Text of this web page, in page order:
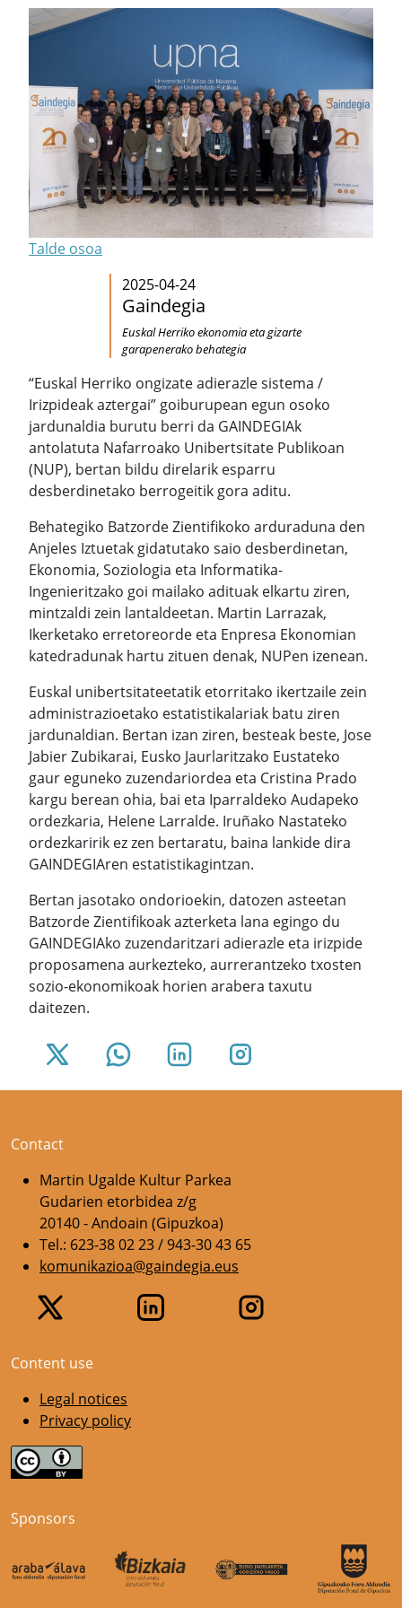
Talde osoa
2025-04-24
Gaindegia
Euskal Herriko ekonomia eta gizarte
garapenerako behategia
“Euskal Herriko ongizate adierazle sistema /
Irizpideak aztergai” goiburupean egun osoko
jardunaldia burutu berri da GAINDEGIAk
antolatuta Nafarroako Unibertsitate Publikoan
(NUP), bertan bildu direlarik esparru
desberdinetako berrogeitik gora aditu.
Behategiko Batzorde Zientifikoko arduraduna den
Anjeles Iztuetak gidatutako saio desberdinetan,
Ekonomia, Soziologia eta Informatika-
Ingenieritzako goi mailako adituak elkartu ziren,
mintzaldi zein lantaldeetan. Martin Larrazak,
Ikerketako erretoreorde eta Enpresa Ekonomian
katedradunak hartu zituen denak, NUPen izenean.
Euskal unibertsitateetatik etorritako ikertzaile zein
administrazioetako estatistikalariak batu ziren
jardunaldian. Bertan izan ziren, besteak beste, Jose
Jabier Zubikarai, Eusko Jaurlaritzako Eustateko
gaur eguneko zuzendariordea eta Cristina Prado
kargu berean ohia, bai eta Iparraldeko Audapeko
ordezkaria, Helene Larralde. Iruñako Nastateko
ordezkaririk ez zen bertaratu, baina lankide dira
GAINDEGIAren estatistikagintzan.
Bertan jasotako ondorioekin, datozen asteetan
Batzorde Zientifikoak azterketa lana egingo du
GAINDEGIAko zuzendaritzari adierazle eta irizpide
proposamena aurkezteko, aurrerantzeko txosten
sozio-ekonomikoak horien arabera taxutu
daitezen.
Contact
Martin Ugalde Kultur Parkea
Gudarien etorbidea z/g
20140 - Andoain (Gipuzkoa)
Tel.: 623-38 02 23 / 943-30 43 65
komunikazioa@gaindegia.eus
Content use
Legal notices
Privacy policy
Sponsors